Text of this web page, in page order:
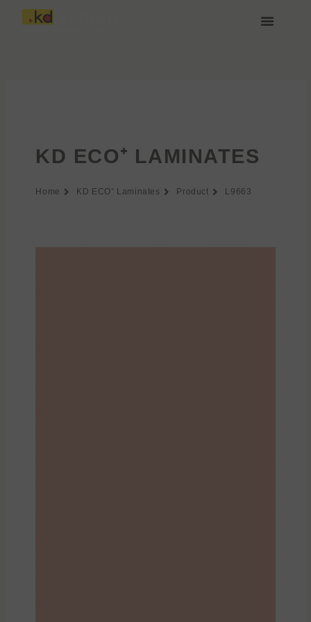
Przejdź
KD ECO⁺ LAMINATES
Home KD ECO⁺ Laminates Product L9663